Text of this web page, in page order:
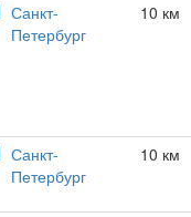
Санкт-
Петербург
10 км
Санкт-
Петербург
10 км